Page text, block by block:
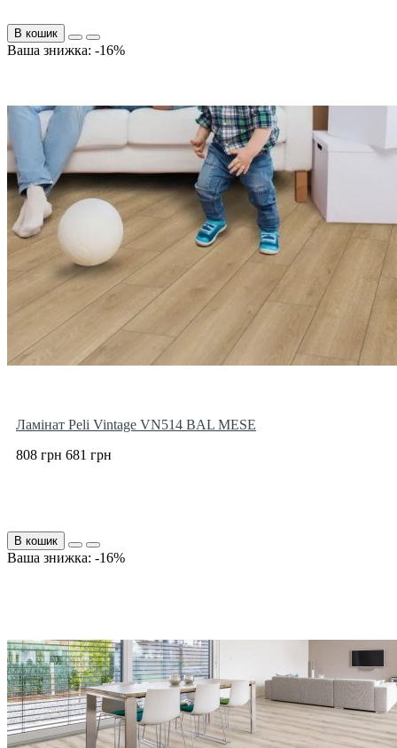
В кошик
Ваша знижка: -16%
Ламінат Peli Vintage VN514 BAL MESE
808 грн 681 грн
В кошик
Ваша знижка: -16%